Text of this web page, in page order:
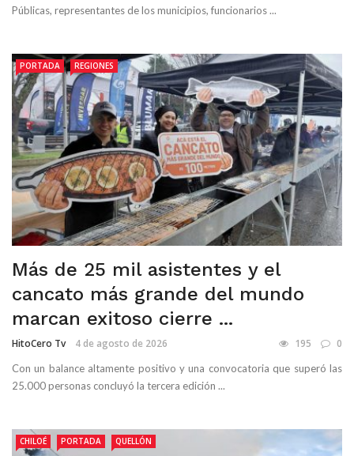
Públicas, representantes de los municipios, funcionarios ...
PORTADA REGIONES
Más de 25 mil asistentes y el
cancato más grande del mundo
marcan exitoso cierre ...
HitoCero Tv 4 de agosto de 2026 195 0
Con un balance altamente positivo y una convocatoria que superó las
25.000 personas concluyó la tercera edición ...
CHILOÉ PORTADA QUELLÓN